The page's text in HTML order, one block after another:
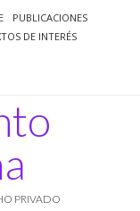
PUBLICACIONES
DE INTERÉS
PRIVADO